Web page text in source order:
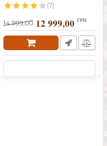
(7)
14 999,00 12 999,00 ГРН